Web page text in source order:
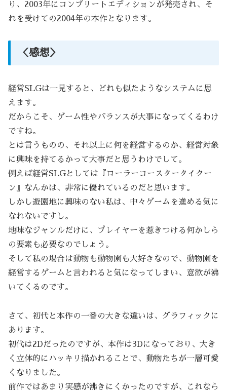
り、2003年にコンプリートエディションが発売され、そ
れを受けての2004年の本作となります。
＜感想＞
経営SLGは一見すると、どれも似たようなシステムに思
えます。
だからこそ、ゲーム性やバランスが大事になってくるわけ
ですね。
とは言うものの、それ以上に何を経営するのか、経営対象
に興味を持てるかって大事だと思うわけでして。
例えば経営SLGとしては『ローラーコースタータイクー
ン』なんかは、非常に優れているのだと思います。
しかし遊園地に興味のない私は、中々ゲームを進める気に
なれないですし。
地味なジャンルだけに、プレイヤーを惹きつける何かしら
の要素も必要なのでしょう。
そして私の場合は動物も動物園も大好きなので、動物園を
経営するゲームと言われると気になってしまい、意欲が沸
いてくるのです。
さて、初代と本作の一番の大きな違いは、グラフィックに
あります。
初代は2Dだったのですが、本作は3Dになっており、大き
く立体的にハッキリ描かれることで、動物たちが一層可愛
くなりました。
前作ではあまり実感が沸きにくかったのですが、これなら